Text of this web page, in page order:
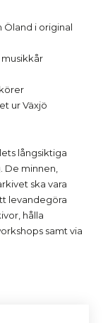
Öland i original
ur Växjö
långsiktiga
minnen,
ska vara
levandegöra
hålla
samt via